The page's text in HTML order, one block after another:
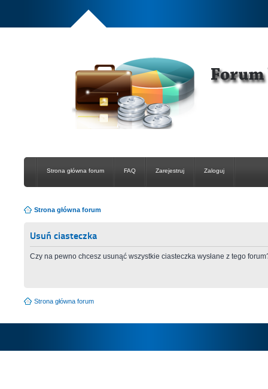
Strona główna forum FAQ Zarejestruj Zaloguj
Strona główna forum
Usuń ciasteczka
Czy na pewno chcesz usunąć wszystkie ciasteczka wysłane z tego
Strona główna forum